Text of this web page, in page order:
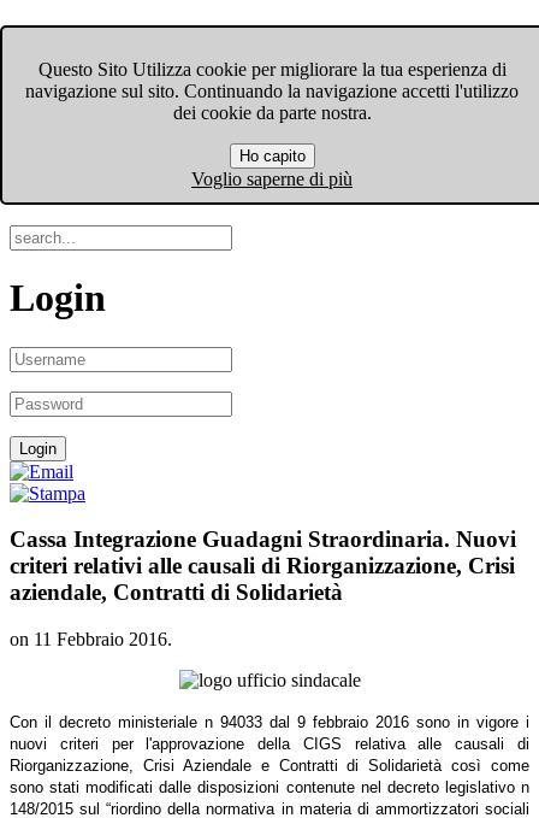
Questo Sito Utilizza cookie per migliorare la tua esperienza di
navigazione sul sito. Continuando la navigazione accetti l'utilizzo
dei cookie da parte nostra.
Ho capito
Voglio saperne di più
Menu
Login
Cassa Integrazione Guadagni Straordinaria. Nuovi
criteri relativi alle causali di Riorganizzazione, Crisi
aziendale, Contratti di Solidarietà
on 11 Febbraio 2016.
Con il decreto ministeriale n 94033 dal 9 febbraio 2016 sono in vigore i
nuovi criteri per l'approvazione della CIGS relativa alle causali di
Riorganizzazione, Crisi Aziendale e Contratti di Solidarietà così come
sono stati modificati dalle disposizioni contenute nel decreto legislativo n
148/2015 sul “riordino della normativa in materia di ammortizzatori sociali